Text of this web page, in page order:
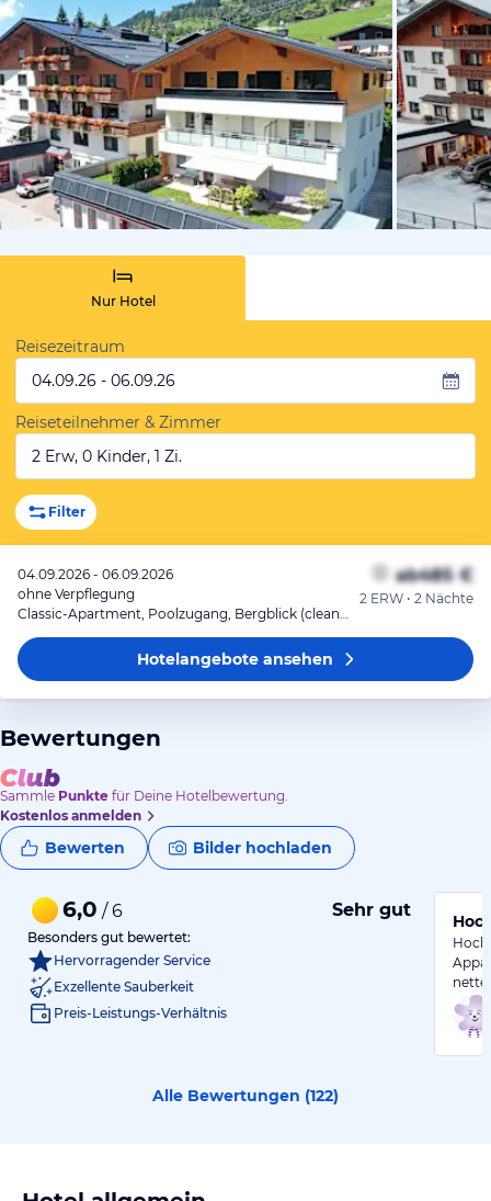
vom
Nur Hotel
Reisezeitraum
04.09.26 - 06.09.26
Reiseteilnehmer & Zimmer
2 Erw, 0 Kinder, 1 Zi.
Filter
04.09.2026 - 06.09.2026
ohne Verpflegung
Classic-Apartment, Poolzugang, Bergblick (cleaning fee 105 EUR)
ab485 €
2 ERW • 2 Nächte
Hotelangeboteansehen
Bewertungen
Sammle Punkte für Deine Hotelbewertung.
Kostenlos anmelden
Bewerten Bilder hochladen
6,0 / 6 Sehr gut
Besonders gut bewertet:
Hervorragender Service
Exzellente Sauberkeit
Preis-Leistungs-Verhältnis
Alle Bewertungen (122)